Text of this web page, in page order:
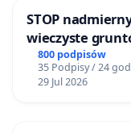
STOP
wieczyste
ogrody
800 podpisów
35 Podpisy / 24
29 Jul 2026